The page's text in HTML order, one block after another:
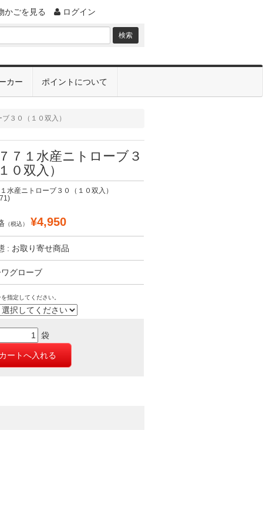
かごを見る ログイン
カー ポイントについて
３０（１０双入）
７１水産ニトローブ３
０双入）
水産ニトローブ３０（１０双入）
（税込） ¥4,950
: お取り寄せ商品
グローブ
指定してください。
袋